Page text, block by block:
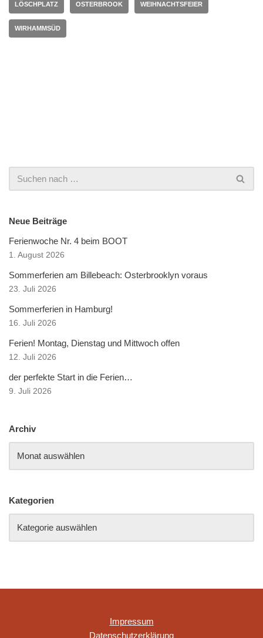
LÖSCHPLATZ OSTERBROOK WEIHNACHTSFEIER
WIRHAMMSÜD
Neue Beiträge
Ferienwoche Nr. 4 beim BOOT
1. August 2026
Sommerferien am Billebeach: Osterbrooklyn voraus
23. Juli 2026
Sommerferien in Hamburg!
16. Juli 2026
Ferien! Montag, Dienstag und Mittwoch offen
12. Juli 2026
der perfekte Start in die Ferien…
9. Juli 2026
Archiv
Kategorien
Impressum
Datenschutzerklärung